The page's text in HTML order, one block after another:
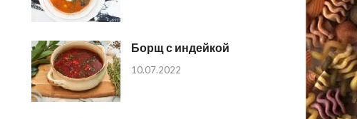
Борщ с индейкой
10.07.2022